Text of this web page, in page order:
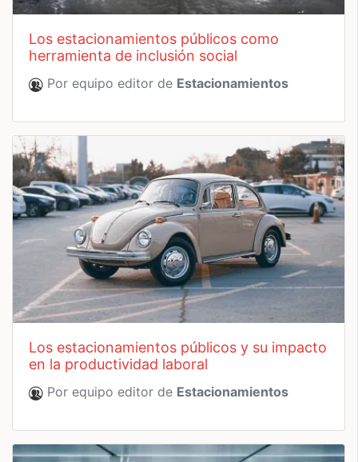
los estacionamientos públicos como
herramienta de inclusión social
Por equipo editor de Estacionamientos
los estacionamientos públicos y su impacto
en la productividad laboral
Por equipo editor de Estacionamientos